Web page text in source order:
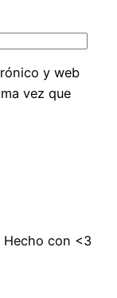
y web
vez que
Hecho con <3